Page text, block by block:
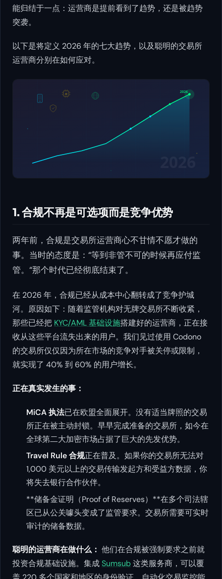
能归结于一点：运营商是提前看到了趋势，还是被趋势
突袭。
以下是将定义 2026 年的七大趋势，以及聪明的交易所
运营商分别在如何应对。
1. 合规不再是可选项而是竞争优势
两年前，合规是交易所运营商心不甘情不愿才做的
事。当时的态度是：“等到非管不可的时候再应付监
管。“那个时代已经彻底结束了。
在 2026 年，合规已经从成本中心翻转成了竞争护城
河。原因如下：随着监管机构对无牌交易所不断收紧，
那些已经把 KYC/AML 基础设施搭建好的运营商，正在接
收从这些平台流失出来的用户。我们见过使用 Codono
的交易所仅仅因为所在市场的竞争对手被关停或限制，
就实现了 40% 到 60% 的用户增长。
正在真实发生的事：
MiCA 执法已在欧盟全面展开。没有适当牌照的交易
所正在被主动封锁。早早完成准备的交易所，如今在
全球第二大加密市场占据了巨大的先发优势。
Travel Rule 合规正在普及。如果你的交易所无法对
1,000 美元以上的交易传输发起方和受益方数据，你
将失去银行合作伙伴。
**储备金证明（Proof of Reserves）**在多个司法辖
区已从公关噱头变成了监管要求。交易所需要可实时
审计的储备数据。
聪明的运营商在做什么： 他们在合规被强制要求之前就
投资合规基础设施。集成Sumsub这类服务商，可以覆